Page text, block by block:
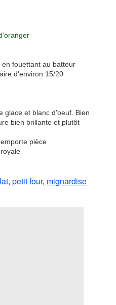
fouettant au batteur
d'environ 15/20
glace et blanc d'oeuf. Bien
bien brillante et plutôt
pièce
, petit four, mignardise